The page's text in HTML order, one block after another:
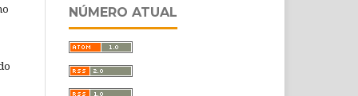
NÚMERO ATUAL